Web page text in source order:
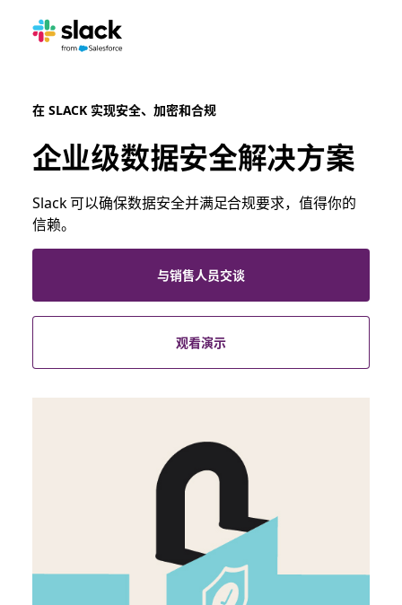
在 SLACK 实现安全、加密和合规
企业级数据安全解决方案
Slack 可以确保数据安全并满足合规要求，值得你的
信赖。
与销售人员交谈
观看演示